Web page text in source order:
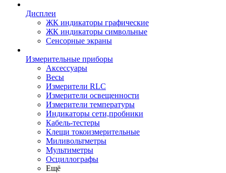
Дисплеи
ЖК индикаторы графические
ЖК индикаторы символьные
Сенсорные экраны
Измерительные приборы
Аксессуары
Весы
Измерители RLC
Измерители освещенности
Измерители температуры
Индикаторы сети,пробники
Кабель-тестеры
Клещи токоизмерительные
Миливольтметры
Мультиметры
Осциллографы
Ещё